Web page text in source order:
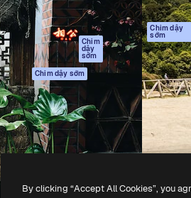
AI
Nội dung kho
MCP dành cho
Claude/ChatGPT
Chim
dậy
sớm
Agents Chim dậy sớm
Giao diện lập trình
ứng dụng (API)
Ứng dụng di động
Tất cả các công cụ
Magnific
mật
Bản
gốc
Chim dậy
sớm
Chính sách
Trung tâm tin cậy
Đối tác liên kết
Công ty
By clicking “Accept All Cookies”, you